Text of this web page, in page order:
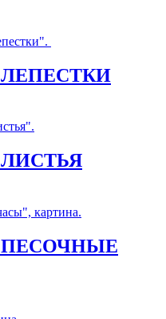
ПЕСОЧНЫЕ